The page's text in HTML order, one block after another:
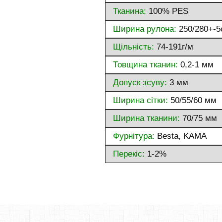
Тканина: 100% PES
Ширина рулона: 250/280+-
Щільність: 74-191г/м
Товщина тканин: 0,2-1 мм
Допуск зсуву: 3 мм
Ширина сітки: 50/55/60 мм
Ширина тканини: 70/75 мм
Фурнітура: Besta, KAMA
Перекіс: 1-2%